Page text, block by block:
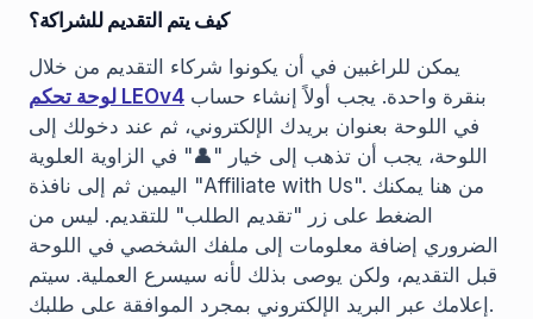
كيف يتم التقديم للشراكة؟
يمكن للراغبين في أن يكونوا شركاء التقديم من خلال
لوحة تحكم LEOv4
في اللوحة بعنوان بريدك الإلكتروني، ثم عند دخولك إلى
اللوحة، يجب أن تذهب إلى خيار "👤" في الزاوية العلوية
اليمين ثم إلى نافذة "Affiliate with Us". من هنا يمكنك
الضغط على زر "تقديم الطلب" للتقديم. ليس من
الضروري إضافة معلومات إلى ملفك الشخصي في اللوحة
قبل التقديم، ولكن يوصى بذلك لأنه سيسرع العملية. سيتم
إعلامك عبر البريد الإلكتروني بمجرد الموافقة على طلبك.